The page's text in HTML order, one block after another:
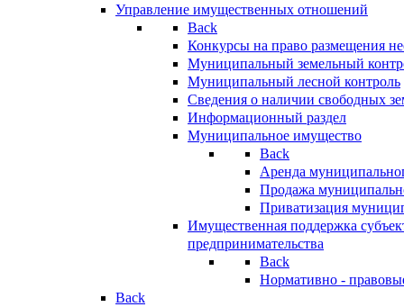
Управление имущественных отношений
Back
Конкурсы на право размещения
Муниципальный земельный
Муниципальный лесной контроль
Сведения о наличии свободных
Информационный раздел
Муниципальное имущество
Back
Аренда
Продажа
Приватизация
Имущественная поддержка
предпринимательства
Back
Нормативно -
Back